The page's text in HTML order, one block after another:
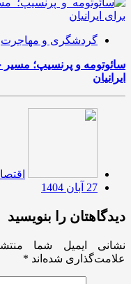
گردشگری و مهاجرت
سائوتومه و پرنسیپ؛ مسیر
ایرانیان
27 آبان 1404
دیدگاهتان را بنویسید
نشانی ایمیل شما
علامت‌گذاری شده‌اند *